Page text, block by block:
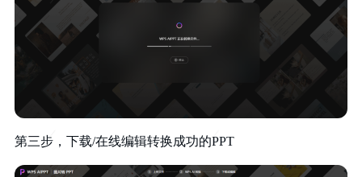
第三步，下载/在线编辑转换成功的PPT